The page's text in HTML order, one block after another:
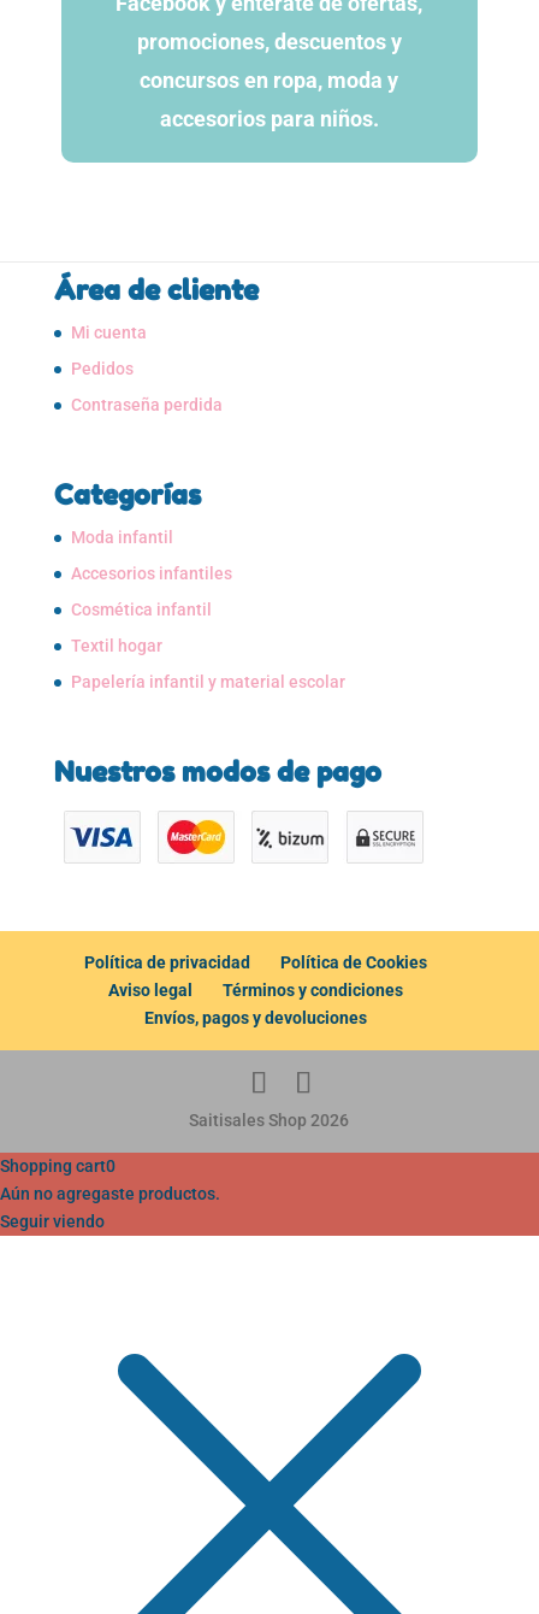
promociones, descuentos y
concursos en ropa, moda y
accesorios para niños.
Área de cliente
Mi cuenta
Pedidos
Contraseña perdida
Categorías
Moda infantil
Accesorios infantiles
Cosmética infantil
Textil hogar
Papelería infantil y material escolar
Nuestros modos de pago
Política de privacidad
Política de Cookies
Aviso legal
Términos y condiciones
Envíos, pagos y devoluciones
Saitisales Shop 2026
Shopping cart0
Aún no agregaste productos.
Seguir viendo